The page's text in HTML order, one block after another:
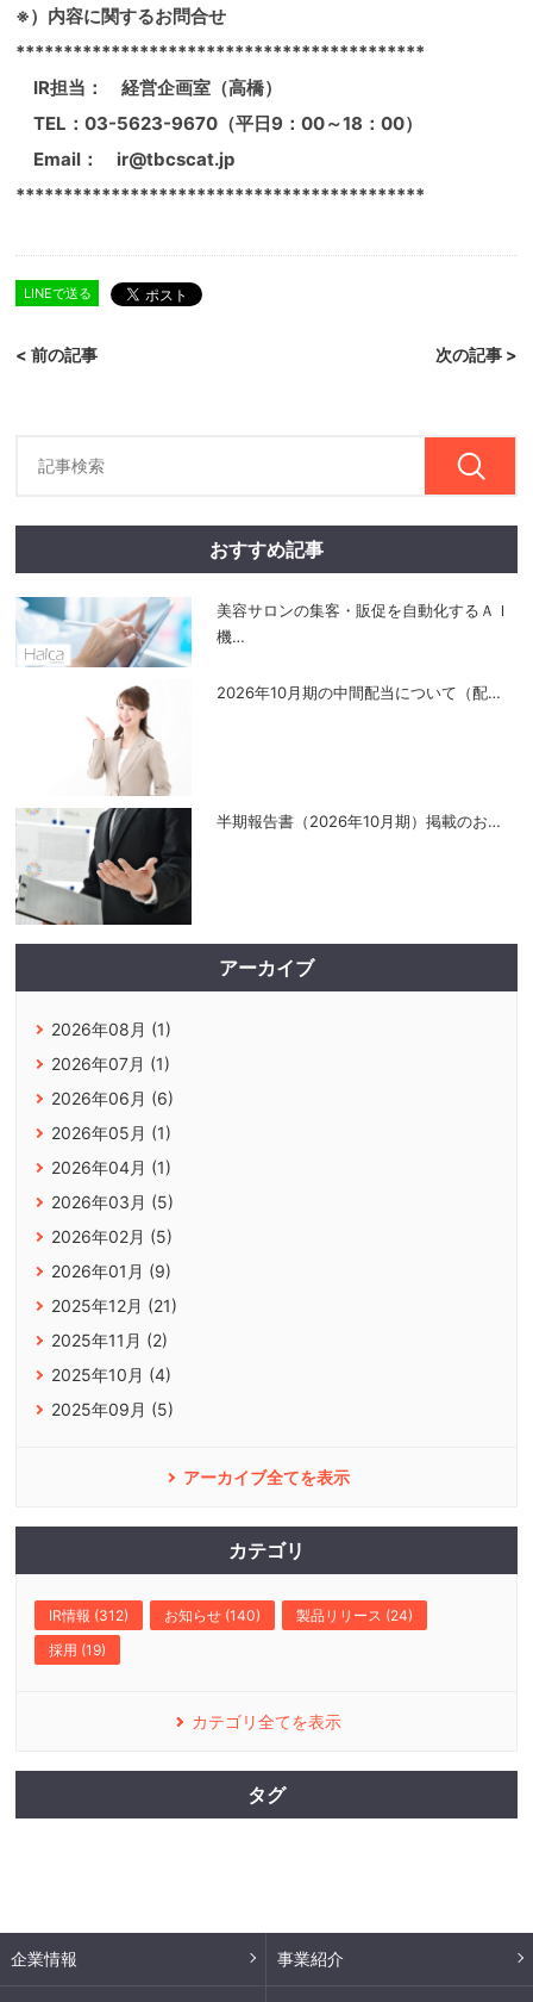
※）内容に関するお問合せ
*******************************************
IR担当： 経営企画室（高橋）
TEL：03-5623-9670（平日9：00～18：00）
Email： ir@tbcscat.jp
*******************************************
LINEで送る
< 前の記事 次の記事 >
おすすめ記事
美容サロンの集客・販促を自動化するＡＩ
機…
2026年10月期の中間配当について（配…
半期報告書（2026年10月期）掲載のお…
アーカイブ
2026年08月 (1)
2026年07月 (1)
2026年06月 (6)
2026年05月 (1)
2026年04月 (1)
2026年03月 (5)
2026年02月 (5)
2026年01月 (9)
2025年12月 (21)
2025年11月 (2)
2025年10月 (4)
2025年09月 (5)
アーカイブ全てを表示
カテゴリ
IR情報 (312) お知らせ (140)
製品リリース (24)
採用 (19)
カテゴリ全てを表示
タグ
企業情報 事業紹介